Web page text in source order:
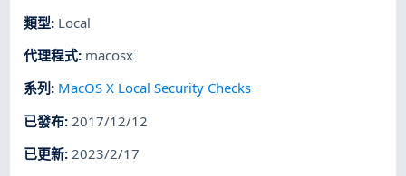
類型: Local
代理程式: macosx
系列 : MacOS X Local Security Checks
已發布: 2017/12/12
已更新: 2023/2/17